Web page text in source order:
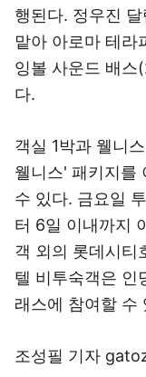
행된다. 정우진
맡아 아로마 테
잉볼 사운드 배
다.
객실 1박과 웰니
웰니스' 패키지를
수 있다. 금요일
터 6일 이내까지
객 외의 롯데시티
텔 비투숙객은 인
래스에 참여할 수
조성필 기자